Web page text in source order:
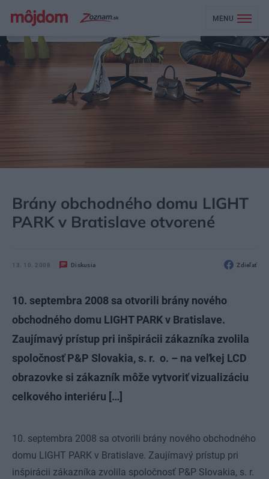
MENU
Brány obchodného domu LIGHT
PARK v Bratislave otvorené
13. 10. 2008 Diskusia Zdieľať
10. septembra 2008 sa otvorili brány nového
obchodného domu LIGHT PARK v Bratislave.
Zaujímavý prístup pri inšpirácii zákazníka zvolila
spoločnosť P&P Slovakia, s. r. o. – na veľkej LCD
obrazovke si zákazník môže vytvoriť vizualizáciu
celkového interiéru […]
10. septembra 2008 sa otvorili brány nového obchodného
domu LIGHT PARK v Bratislave. Zaujímavý prístup pri
inšpirácii zákazníka zvolila spoločnosť P&P Slovakia, s. r.